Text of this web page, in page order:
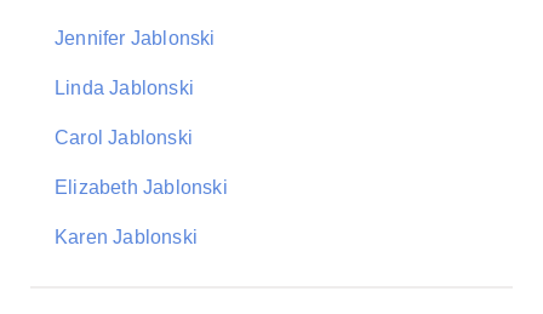
Jennifer Jablonski
Linda Jablonski
Carol Jablonski
Elizabeth Jablonski
Karen Jablonski